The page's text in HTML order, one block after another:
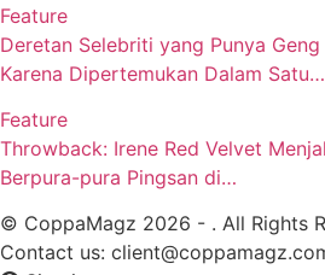
Feature
Deretan Selebriti yang Punya
Karena Dipertemukan Dalam Satu…
Feature
Throwback: Irene Red Velvet
Berpura-pura Pingsan di…
© CoppaMagz 2026 - . All Rights
Contact us: